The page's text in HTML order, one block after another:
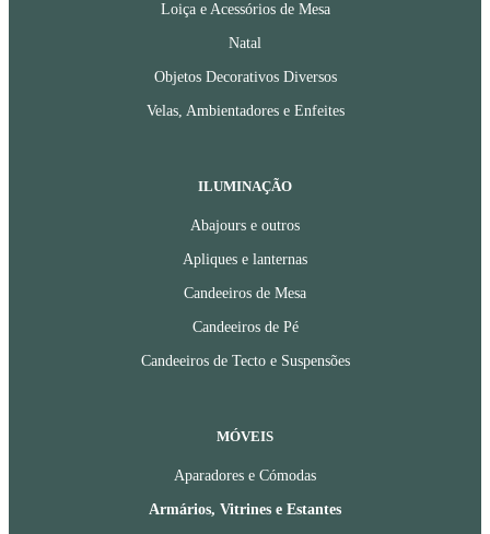
Loiça e Acessórios de Mesa
Natal
Objetos Decorativos Diversos
Velas, Ambientadores e Enfeites
ILUMINAÇÃO
Abajours e outros
Apliques e lanternas
Candeeiros de Mesa
Candeeiros de Pé
Candeeiros de Tecto e Suspensões
MÓVEIS
Aparadores e Cómodas
Armários, Vitrines e Estantes